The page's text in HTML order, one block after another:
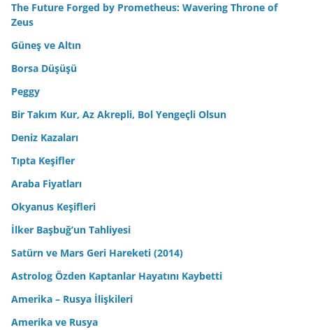
The Future Forged by Prometheus: Wavering Throne of
Zeus
Güneş ve Altın
Borsa Düşüşü
Peggy
Bir Takım Kur, Az Akrepli, Bol Yengeçli Olsun
Deniz Kazaları
Tıpta Keşifler
Araba Fiyatları
Okyanus Keşifleri
İlker Başbuğ’un Tahliyesi
Satürn ve Mars Geri Hareketi (2014)
Astrolog Özden Kaptanlar Hayatını Kaybetti
Amerika – Rusya İlişkileri
Amerika ve Rusya